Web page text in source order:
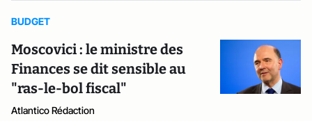
BUDGET
Moscovici : le ministre des
Finances se dit sensible au
"ras-le-bol fiscal"
Atlantico Rédaction